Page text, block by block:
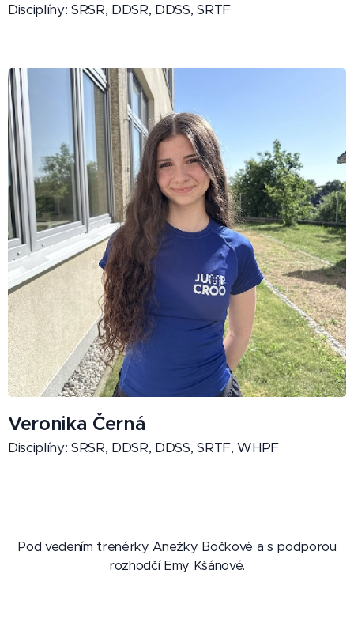
Disciplíny: SRSR, DDSR, DDSS, SRTF
Veronika Černá
Disciplíny: SRSR, DDSR, DDSS, SRTF, WHPF
Pod vedením trenérky Anežky Bočkové a s podporou
rozhodčí Emy Kšánové.